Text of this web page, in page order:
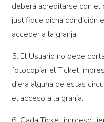
deberá acreditarse con
justifique dicha condición
acceder a la granja.
5. El Usuario no debe
fotocopiar el Ticket
diera alguna de estas
el acceso a la granja.